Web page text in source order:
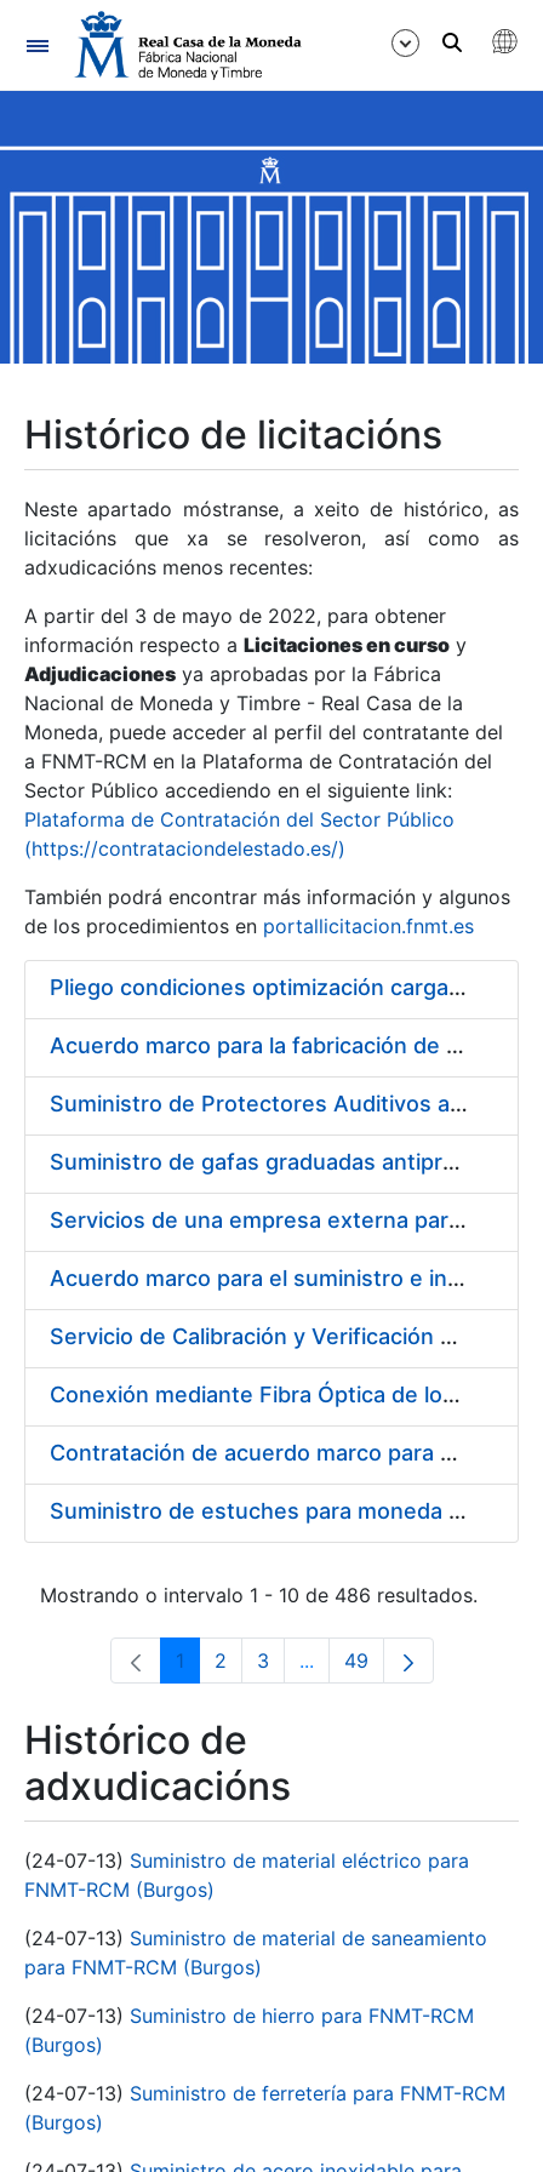
Navegación
Mostrar/Ocultar
Mostrar/Ocultar
Mostrar/Ocultar
Mostrar/Ocultar
Mostrar/Ocultar
Mostrar/Ocultar
Mostrar/Ocultar
Histórico de licitacións
Neste apartado móstranse, a xeito de histórico, as
licitacións que xa se resolveron, así como as
adxudicacións menos recentes:
A partir del 3 de mayo de 2022, para obtener
información respecto a Licitaciones en curso y
Adjudicaciones ya aprobadas por la Fábrica
Nacional de Moneda y Timbre - Real Casa de la
Moneda, puede acceder al perfil del contratante del
a FNMT-RCM en la Plataforma de Contratación del
Sector Público accediendo en el siguiente link:
Plataforma de Contratación del Sector Público
(https://contrataciondelestado.es/)
También podrá encontrar más información y algunos
de los procedimientos en portallicitacion.fnmt.es
Pliego condiciones optimización cargas compras firmado
Acuerdo marco para la fabricación de piezas
Suministro de Protectores Auditivos a medida para las personas trabajadoras de los Centros de Trabajo de Madrid y Burgos
Suministro de gafas graduadas antiproyecciones para los trabajadores de la FNMT-RCM en los centros de trabajo de Madrid y Burgos
Servicios de una empresa externa para el asesoramiento y resolución de los recursos de alzada que se presentan relacionados con procesos de selección para la FNMT-RCM
Acuerdo marco para el suministro e instalación de persianas, estores y otros complementos
Servicio de Calibración y Verificación Externa de los Equipos de Medición del Servicio de Prevención de la FNMT-RCM
Conexión mediante Fibra Óptica de los Centros de Proceso de Datos (CPDs) de las sedes de la FNMT-RCM de Burgos y Madrid
Contratación de acuerdo marco para el Suministro de Material de Electricidad para la Fábrica Nacional de Moneda y Timbre-Real Casa de la Moneda en su centro de trabajo de Burgos
Suministro de estuches para moneda de 30 €
Mostrando o intervalo 1 - 10 de 486 resultados.
Páxina
1 Páxina
2 Páxina
3 ...Páxinas intermedias Use
Páxina
49
Histórico de
adxudicacións
(24-07-13) Suministro de material eléctrico para
FNMT-RCM (Burgos)
(24-07-13) Suministro de material de saneamiento
para FNMT-RCM (Burgos)
(24-07-13) Suministro de hierro para FNMT-RCM
(Burgos)
(24-07-13) Suministro de ferretería para FNMT-RCM
(Burgos)